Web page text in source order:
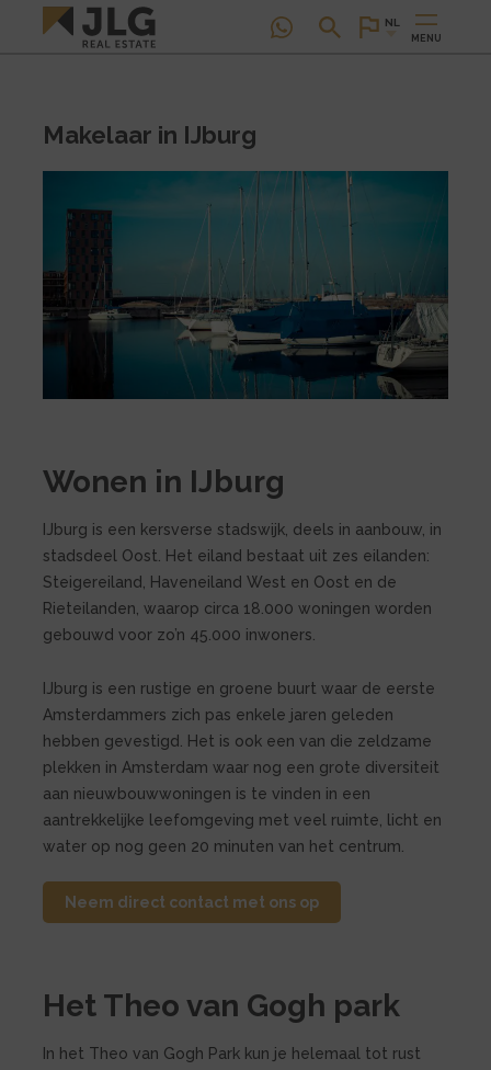
NL
MENU
Makelaar in IJburg
Wonen in IJburg
IJburg is een kersverse stadswijk, deels in aanbouw, in
stadsdeel Oost. Het eiland bestaat uit zes eilanden:
Steigereiland, Haveneiland West en Oost en de
Rieteilanden, waarop circa 18.000 woningen worden
gebouwd voor zo’n 45.000 inwoners.
IJburg is een rustige en groene buurt waar de eerste
Amsterdammers zich pas enkele jaren geleden
hebben gevestigd. Het is ook een van die zeldzame
plekken in Amsterdam waar nog een grote diversiteit
aan nieuwbouwwoningen is te vinden in een
aantrekkelijke leefomgeving met veel ruimte, licht en
water op nog geen 20 minuten van het centrum.
Neem direct contact met ons op
Het Theo van Gogh park
In het Theo van Gogh Park kun je helemaal tot rust